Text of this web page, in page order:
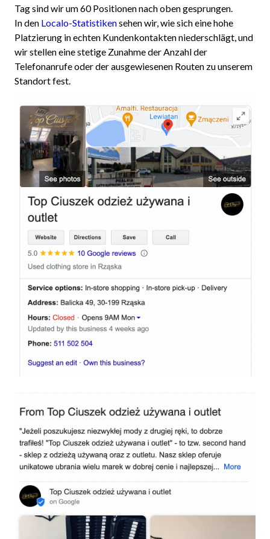
Tag sind wir um 60 Positionen nach oben gesprungen.
In den Localo-Statistikensehen wir, wie sich eine hohe
Platzierung in echten Kundenkontakten niederschlägt, und
wir stellen eine stetige Zunahme der Anzahl der
Telefonanrufe oder der ausgewiesenen Routen zu unserem
Standort fest.